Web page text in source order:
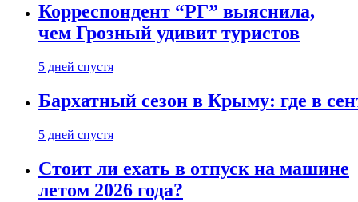
Корреспондент “РГ” выяснила,
чем Грозный удивит туристов
5 дней спустя
Бархатный сезон в Крыму: где в
5 дней спустя
Стоит ли ехать в отпуск на машине
летом 2026 года?